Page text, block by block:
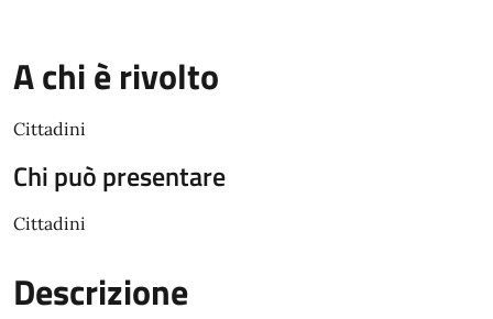
A chi è rivolto
Cittadini
Chi può presentare
Cittadini
Descrizione